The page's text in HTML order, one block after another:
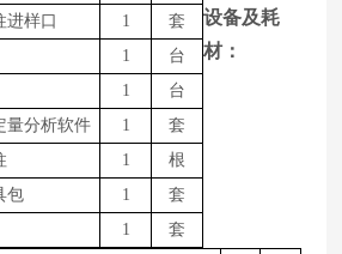
进样口 1
套
1
台
1
台
量分析软件 1
套
1
根
包 1
套
1 套
设备及耗
材：